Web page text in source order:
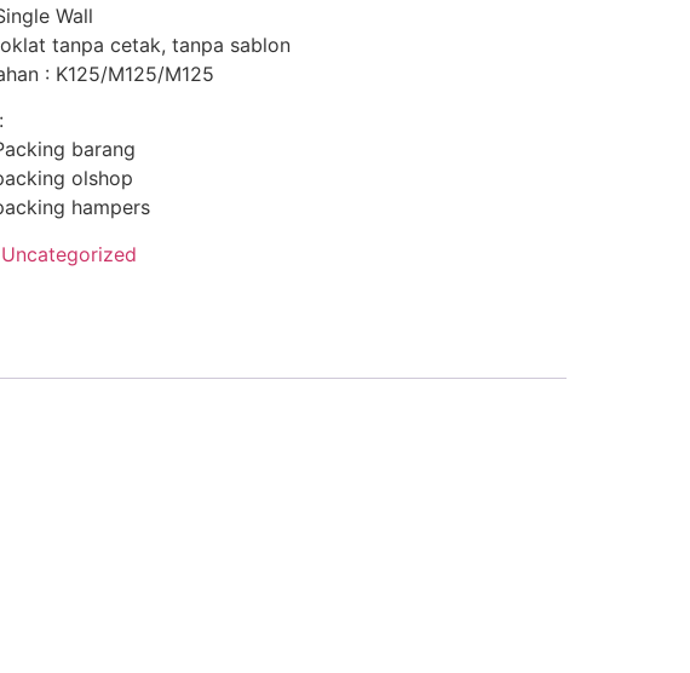
Wall
tanpa cetak, tanpa sablon
: K125/M125/M125
barang
olshop
hampers
Uncategorized